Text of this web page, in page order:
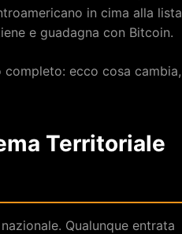
in cima alla lista
e guadagna con Bitcoin.
ecco cosa cambia,
Territoriale
Qualunque entrata